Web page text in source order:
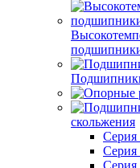
скольжения
Серия
Серия